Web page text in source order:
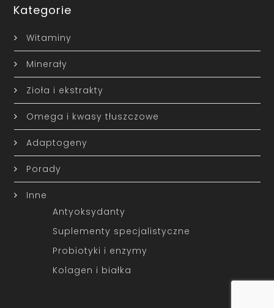
Kategorie
Witaminy
Minerały
Zioła i ekstrakty
Omega i kwasy tłuszczowe
Adaptogeny
Porady
Inne
Antyoksydanty
Suplementy specjalistyczne
Probiotyki i enzymy
Kolagen i białka